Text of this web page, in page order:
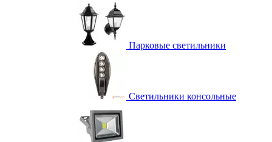
Парковые светильники
Светильники консольные